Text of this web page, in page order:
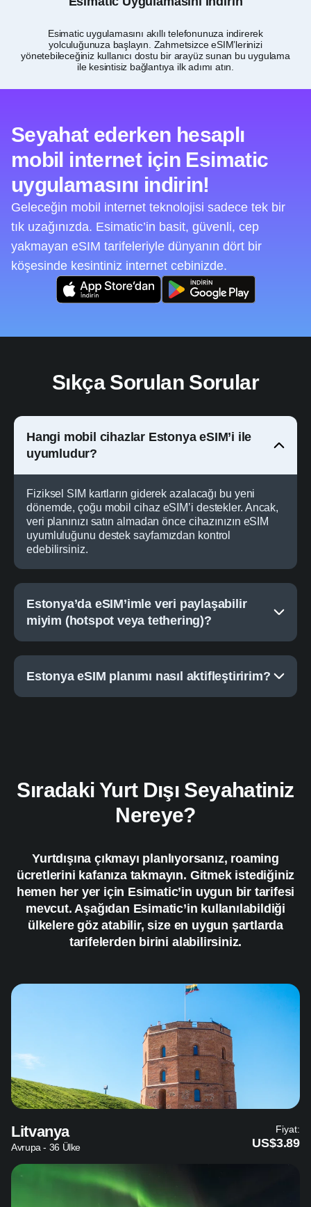
Esimatic uygulamasını akıllı telefonunuza indirerek
yolculuğunuza başlayın. Zahmetsizce eSIM’lerinizi
yönetebileceğiniz kullanıcı dostu bir arayüz sunan bu uygulama
ile kesintisiz bağlantıya ilk adımı atın.
Seyahat ederken hesaplı
mobil internet için Esimatic
uygulamasını indirin!
Geleceğin mobil internet teknolojisi sadece tek bir
tık uzağınızda. Esimatic’in basit, güvenli, cep
yakmayan eSIM tarifeleriyle dünyanın dört bir
köşesinde kesintiniz internet cebinizde.
Sıkça Sorulan Sorular
Hangi mobil cihazlar Estonya eSIM’i ile
uyumludur?
Fiziksel SIM kartların giderek azalacağı bu yeni
dönemde, çoğu mobil cihaz eSIM’i destekler. Ancak,
veri planınızı satın almadan önce cihazınızın eSIM
uyumluluğunu destek sayfamızdan kontrol
edebilirsiniz.
Estonya’da eSIM’imle veri paylaşabilir
miyim (hotspot veya tethering)?
Estonya eSIM planımı nasıl aktifleştiririm?
Sıradaki Yurt Dışı Seyahatiniz
Nereye?
Yurtdışına çıkmayı planlıyorsanız, roaming
ücretlerini kafanıza takmayın. Gitmek istediğiniz
hemen her yer için Esimatic’in uygun bir tarifesi
mevcut. Aşağıdan Esimatic’in kullanılabildiği
ülkelere göz atabilir, size en uygun şartlarda
tarifelerden birini alabilirsiniz.
Litvanya
Avrupa - 36 Ülke
Fiyat:
US$3.89